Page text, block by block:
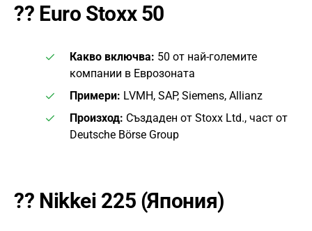
?? Euro Stoxx 50
Какво включва: 50 от най-големите
компании в Еврозоната
Примери: LVMH, SAP, Siemens, Allianz
Произход: Създаден от Stoxx Ltd., част от
Deutsche Börse Group
?? Nikkei 225 (Япония)